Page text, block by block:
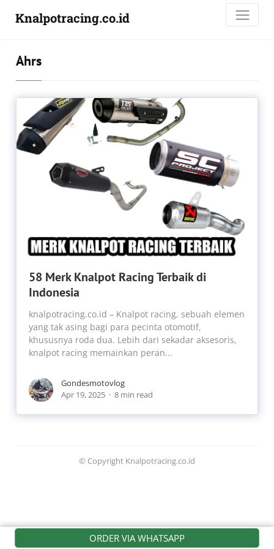
Knalpotracing.co.id
Ahrs
58 Merk Knalpot Racing Terbaik di
Indonesia
knalpotracing.co.id – Knalpot racing, sebuah elemen
yang tak asing bagi para pecinta otomotif,
khususnya roda dua. Lebih dari sekadar aksesoris,
knalpot racing memainkan peran...
Gondesmotovlog
Apr 19, 2025
8 min read
ORDER VIA WHATSAPP
© Copyright Knalpotracing.co.id